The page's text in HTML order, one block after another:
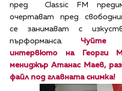
пред Classic FM
очертават пред
се занимават с
пърформанса. Чуйте
интервюто на Георги
мениджър Атанас Маев,
файл под главната снимка!